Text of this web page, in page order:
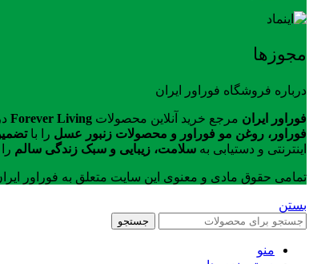
مجوزها
درباره فروشگاه فوراور ایران
فوراور ایران مرجع خرید آنلاین محصولات Forever Living
فوراور، روغن مو فوراور و محصولات زنبور عسل را با
اینترنتی و دستیابی به سلامت، زیبایی و سبک زندگی سالم
تمامی حقوق مادی و معنوی این سایت متعلق به فوراور
بستن
جستجو
منو